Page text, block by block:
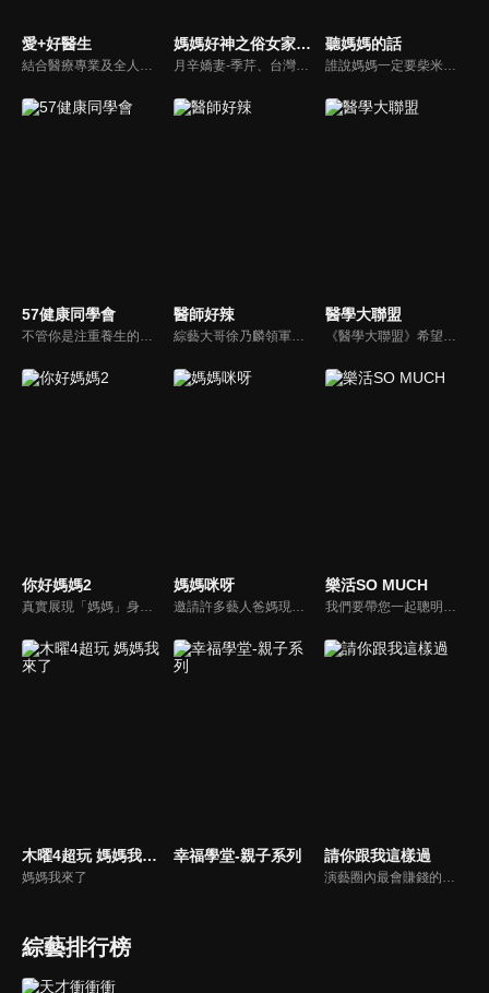
愛+好醫生 媽媽好神之俗女家務事
月辛嬌妻-季芹、台灣好媳婦-佩甄，兩位世俗熟女 領軍各界菁英一起來探討你我關心的各種家務事。持續鎖定本節目就能夠讓你『俗女不出門，能知天下事』！
聽媽媽的話
57健康同學會
不管你是注重養生的四、五年級，還是邁入熟男熟女的六年級生，或是充滿活力的七年級生，主播隋安德、許晶晶和醫藥記者及健康專家，要告訴大家自己的身體密碼，讓你健康滿分！
醫師好辣
綜藝大哥徐乃麟領軍，率領「好辣軍團」挑戰醫界麻辣話題，對上帥哥美女醫師團，不一樣的白色旋風即將登場！以前不敢說的，現在說給你聽，只要你想聽，我們就敢問！沒有不能聊，就怕不夠辣！絕對讓您耳目一新！打破傳統，跳脫框架！挖掘麻辣秘辛！
醫學大聯盟
《醫學大聯盟》希望打造一個知性趣味的平台，讓觀眾在輕鬆間了解正確的健康資訊，幫助自己和家人打造更健康的生活習慣。
你好媽媽2
真實展現「媽媽」身份的更多社會觸角，探討對「媽媽」概念的時代定義，探訪更多的當代媽媽。每期走進嘉賓生活，探討母親在家庭中、在自己生命中的位置。
媽媽咪呀
邀請許多藝人爸媽現身說法，與相關專家顧問共同討論分享，以談話的方式進行，對一人爸媽和名人家庭教育有興趣的朋友一定不能錯過。
樂活SO MUCH
我們要帶您一起聰明快樂過生活！由聰明生活家張雅芳主持的健康休閒資訊類節目，主題式介紹探討各種飲食、保健、醫學、休閒、民生、環保等，各種國人關心的樂活新訊，讓觀眾朋友一同感受快樂、用心過生活，其實就是那麼的簡單。
木曜4超玩 媽媽我來了
媽媽我來了
幸福學堂-親子系列 請你跟我這樣過
演藝圈內最會賺錢的侯昌明，以親身經歷教你理財；採訪經歷豐沛的黃文華，把所見所聞通通報你哉。不論是理財知識、兩性問題、生活資訊，完全貼近市井小民的所需所求，保證讓你生活過更好！
綜藝排行榜